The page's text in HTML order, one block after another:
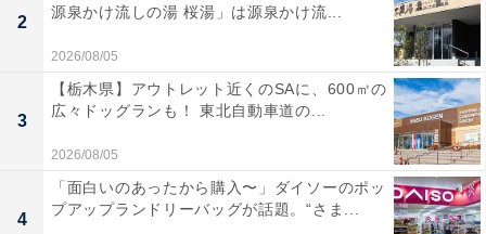
2
源泉かけ流しの湯 桜湯」は源泉かけ流...
2026/08/05
3
【栃木県】アウトレット近くのSAに、600㎡の
広々ドッグランも！ 東北自動車道の...
2026/08/05
4
「面白いのあったから購入〜」ダイソーのポッ
プアップランドリーバッグが話題。“さま...